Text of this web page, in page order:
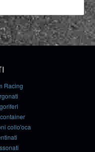
Racing
collo'oca